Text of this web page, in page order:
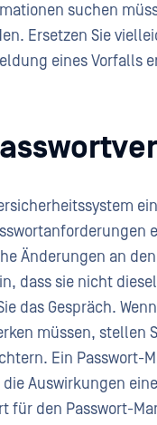
suchen
Ersetzen Sie
eines Vorfalls
Änderungen an
dass sie nicht
das Gespräch.
müssen,
Ein Passwort-
Auswirkungen
für den Passwort-